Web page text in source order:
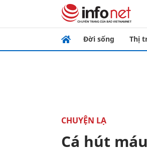
Đời sống Thị
CHUYỆN LẠ
Cá hút